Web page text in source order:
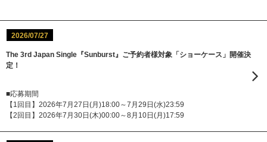
2026/07/27
The 3rd Japan Single『Sunburst』ご予約者様対象「ショーケース」開催決
定！
■応募期間
【1回目】2026年7月27日(月)18:00～7月29日(水)23:59
【2回目】2026年7月30日(木)00:00～8月10日(月)17:59